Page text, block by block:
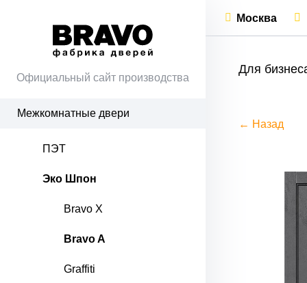
Официальный сайт производства
Межкомнатные двери
ПЭТ
Эко Шпон
Bravo X
Bravo A
Graffiti
Москва
Для
← Назад